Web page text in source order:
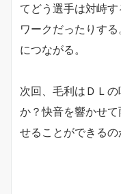
てどう選手は対峙
ワークだったりす
につながる。
次回、毛利はＤＬ
か？快音を響かせ
せることができるの